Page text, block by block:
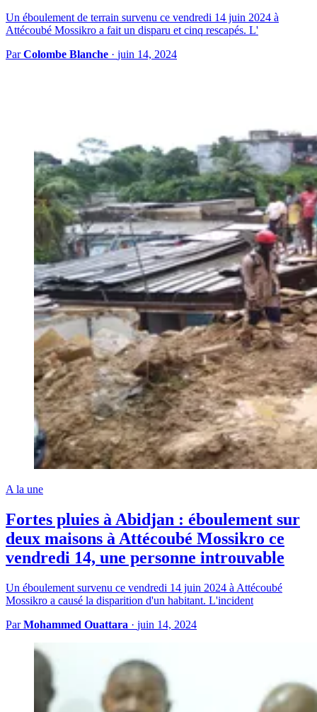
Un éboulement de terrain survenu ce vendredi 14 juin 2024 à
Attécoubé Mossikro a fait un disparu et cinq rescapés. L'
ParColombe Blanche · juin 14, 2024
A la une
Fortes pluies à Abidjan : éboulement sur
deux maisons à Attécoubé Mossikro ce
vendredi 14, une personne introuvable
Un éboulement survenu ce vendredi 14 juin 2024 à Attécoubé
Mossikro a causé la disparition d'un habitant. L'incident
ParMohammed Ouattara · juin 14, 2024